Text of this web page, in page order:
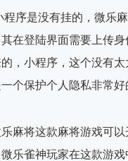
程序是没有挂的，微乐
在登陆界面需要上传身
，小程序，这个没有太
个保护个人隐私非常
麻将这款麻将游戏可以
乐雀神玩家在这款游